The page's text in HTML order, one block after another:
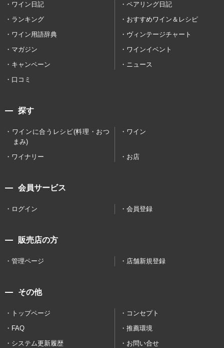
ワイン日記
ペアリング日記
ランキング
おすすめワイン＆レシピ
ワイン用語辞典
ヴィンテージチャート
マガジン
ワインイベント
キャンペーン
ニュース
口コミ
探す
ワインに合うレシピ(料理・おつ
まみ)
ワイン
ワイナリー お店
会員サービス
ログイン 会員登録
販売店の方
管理ページ 店舗新規登録
その他
トップページ
コンセプト
FAQ
推薦環境
システム更新履歴
お問い合せ